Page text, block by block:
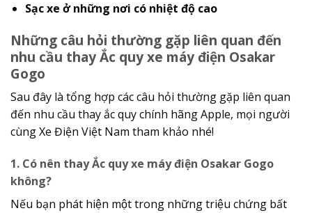
Sạc xe ở những nơi có nhiệt độ cao
Những câu hỏi thường gặp liên quan đến
nhu cầu thay Ắc quy xe máy điện Osakar
Gogo
Sau đây là tổng hợp các câu hỏi thường gặp liên quan
đến nhu cầu thay ắc quy chính hãng Apple, mọi người
cùng Xe Điện Việt Nam tham khảo nhé!
1. Có nên thay Ắc quy xe máy điện Osakar Gogo
không?
Nếu bạn phát hiện một trong những triệu chứng bất